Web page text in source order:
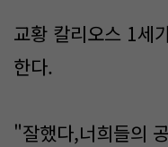
교황 칼리오스 1세
한다.
"잘했다,너희들의